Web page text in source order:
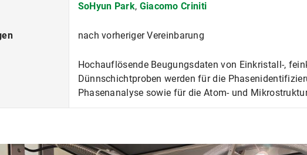
SoHyun Park, Giacomo Criniti
nach vorheriger Vereinbarung
Hochauflösende Beugungsdaten von Einkristall-,
Dünnschichtproben werden für die
Phasenanalyse sowie für die Atom- und